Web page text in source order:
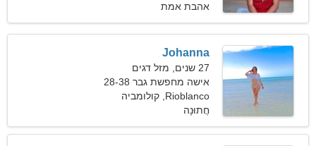
אהבת אמת
Johanna
27 שנים, מזל דגים
אישה מחפשת גבר 28-38
Rioblanco, קולומביה
חֲתוּנָה